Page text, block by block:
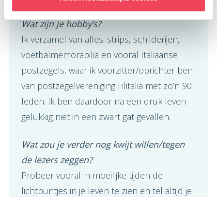
Wat zijn je hobby’s?
Ik verzamel van alles: strips, schilderijen,
voetbalmemorabilia en vooral Italiaanse
postzegels, waar ik voorzitter/oprichter ben
van postzegelvereniging Filitalia met zo’n 90
leden. Ik ben daardoor na een druk leven
gelukkig niet in een zwart gat gevallen.
Wat zou je verder nog kwijt willen/tegen
de lezers zeggen?
Probeer vooral in moeilijke tijden de
lichtpuntjes in je leven te zien en tel altijd je